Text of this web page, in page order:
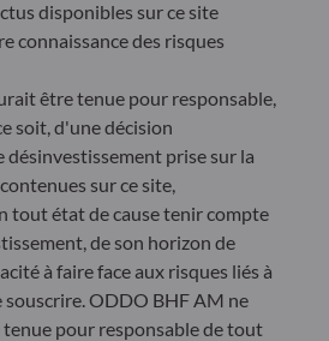
agréée par la
(« BaFin »)
: HRB 11971 tribunal local de
disponibles sur ce site
connaissance des risques
être tenue pour responsable,
soit, d'une décision
prise sur la
sur ce site,
tout état de cause tenir compte
de son horizon de
à faire face aux risques liés à
ODDO BHF AM ne
pour responsable de tout